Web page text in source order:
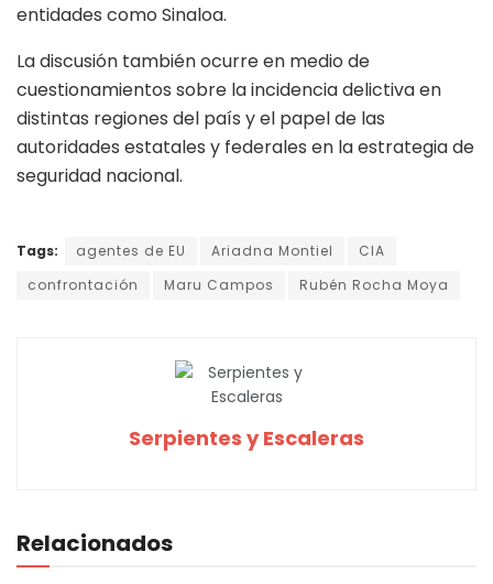
entidades como Sinaloa.
La discusión también ocurre en medio de
cuestionamientos sobre la incidencia delictiva en
distintas regiones del país y el papel de las
autoridades estatales y federales en la estrategia de
seguridad nacional.
Tags: agentes de EU Ariadna Montiel
CIA
confrontación
Maru Campos Rubén Rocha Moya
Serpientes y Escaleras
Relacionados